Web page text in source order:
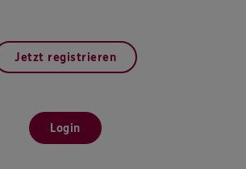
Jetzt registrieren
Login